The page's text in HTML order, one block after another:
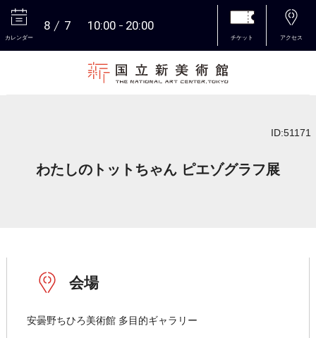
カレンダー
8 7 10:00 20:00
チケット アクセス
ID:51171
わたしのトットちゃん ピエゾグラフ展
会場
安曇野ちひろ美術館 多目的ギャラリー